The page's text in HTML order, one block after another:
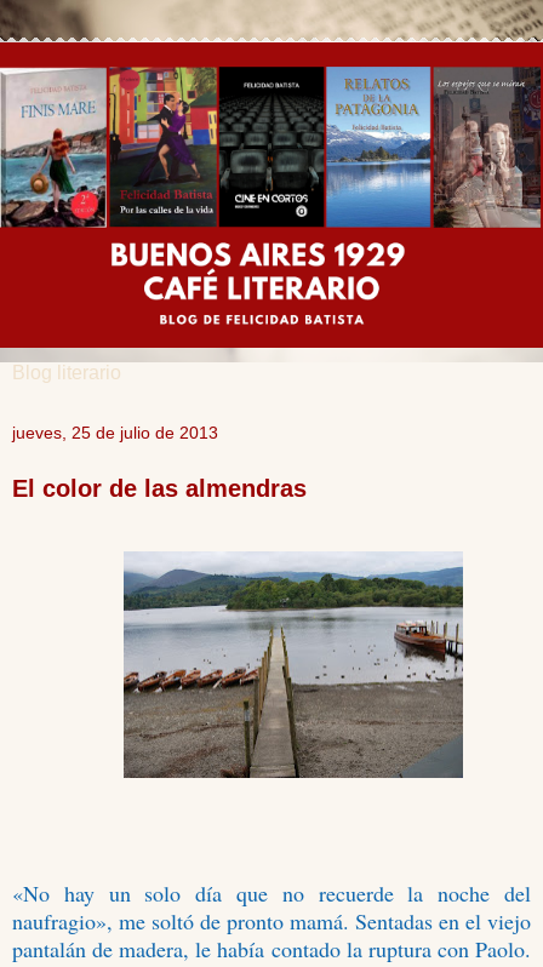
Blog literario
jueves, 25 de julio de 2013
El color de las almendras
«No hay un solo día que no recuerde la noche del
naufragio», me soltó de pronto mamá. Sentadas en el viejo
pantalán de madera, le había contado la ruptura con Paolo.